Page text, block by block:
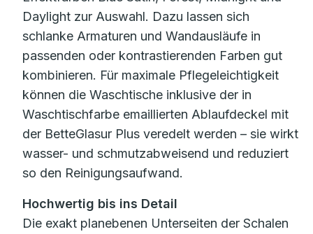
Daylight zur Auswahl. Dazu lassen sich
schlanke Armaturen und Wandausläufe in
passenden oder kontrastierenden Farben gut
kombinieren. Für maximale Pflegeleichtigkeit
können die Waschtische inklusive der in
Waschtischfarbe emaillierten Ablaufdeckel mit
der BetteGlasur Plus veredelt werden – sie wirkt
wasser- und schmutzabweisend und reduziert
so den Reinigungsaufwand.
Hochwertig bis ins Detail
Die exakt planebenen Unterseiten der Schalen